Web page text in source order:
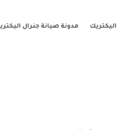
مدونة صيانة جنرال